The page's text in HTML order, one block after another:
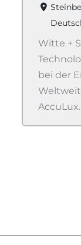
Witte +
bei der